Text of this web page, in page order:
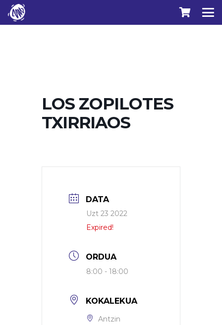
LOS ZOPILOTES
TXIRRIAOS
DATA
Uzt 23 2022
Expired!
ORDUA
8:00 - 18:00
KOKALEKUA
Antzin